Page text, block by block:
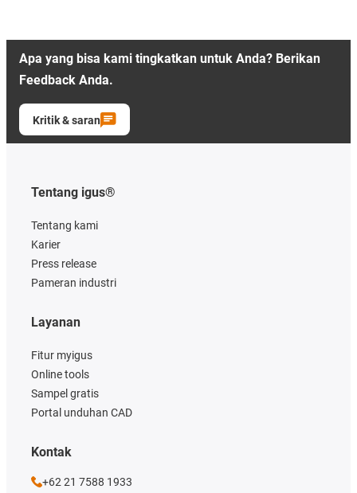
Apa yang bisa kami tingkatkan untuk Anda? Berikan
Feedback Anda.
Kritik & saran
Tentang igus®
Tentang kami
Karier
Press release
Pameran industri
Layanan
Fitur myigus
Online tools
Sampel gratis
Portal unduhan CAD
Kontak
+62 21 7588 1933